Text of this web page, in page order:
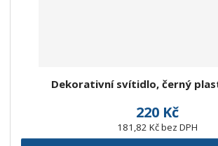
Dekorativní svítidlo, černý
220 Kč
181,82 Kč bez DPH